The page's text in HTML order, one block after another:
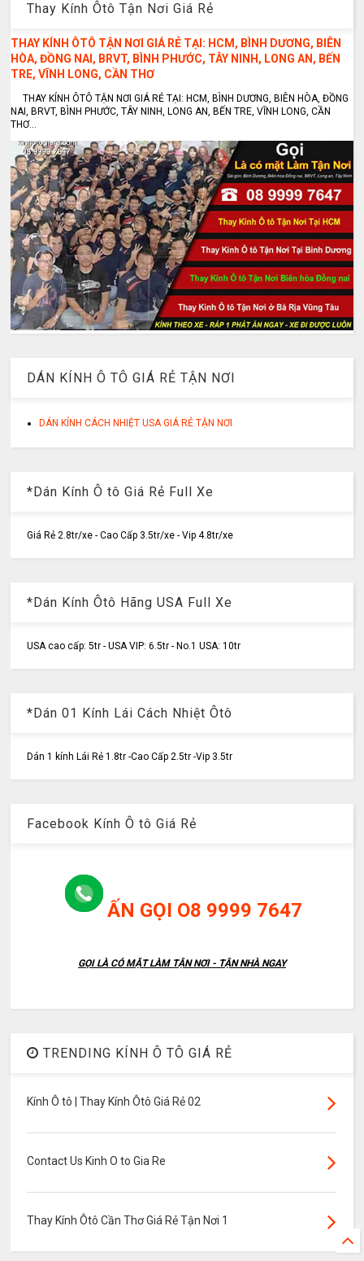
Thay Kính Ôtô Tận Nơi Giá Rẻ
THAY KÍNH ÔTÔ TẬN NƠI GIÁ RẺ TẠI: HCM, BÌNH DƯƠNG, BIÊN
HÒA, ĐỒNG NAI, BRVT, BÌNH PHƯỚC, TÂY NINH, LONG AN, BẾN
TRE, VĨNH LONG, CẦN THƠ
THAY KÍNH ÔTÔ TẬN NƠI GIÁ RẺ TẠI: HCM, BÌNH DƯƠNG, BIÊN HÒA, ĐỒNG
NAI, BRVT, BÌNH PHƯỚC, TÂY NINH, LONG AN, BẾN TRE, VĨNH LONG, CẦN
THƠ...
DÁN KÍNH Ô TÔ GIÁ RẺ TẬN NƠI
DÁN KÍNH CÁCH NHIỆT USA GIÁ RẺ TẬN NƠI
*Dán Kính Ô tô Giá Rẻ Full Xe
Giá Rẻ 2.8tr/xe - Cao Cấp 3.5tr/xe - Vip 4.8tr/xe
*Dán Kính Ôtô Hãng USA Full Xe
USA cao cấp: 5tr - USA VIP: 6.5tr - No.1 USA: 10tr
*Dán 01 Kính Lái Cách Nhiệt Ôtô
Dán 1 kính Lái Rẻ 1.8tr -Cao Cấp 2.5tr -Vip 3.5tr
Facebook Kính Ô tô Giá Rẻ
ẤN GỌI O8 9999 7647
GỌI LÀ CÓ MẶT LÀM TẬN NƠI - TẬN NHÀ NGAY
TRENDING KÍNH Ô TÔ GIÁ RẺ
Kính Ô tô | Thay Kính Ôtô Giá Rẻ 02
Contact Us Kinh O to Gia Re
Thay Kính Ôtô Cần Thơ Giá Rẻ Tận Nơi 1